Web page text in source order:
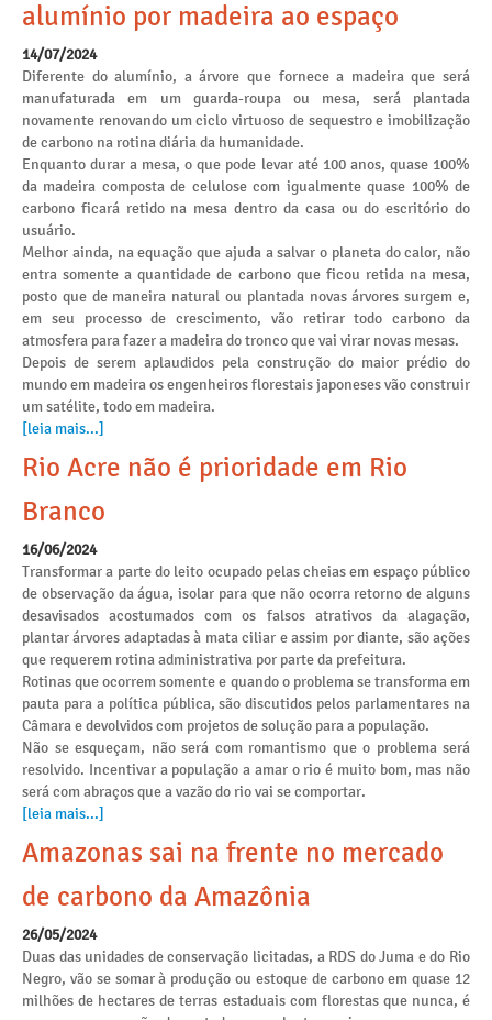
alumínio por madeira ao espaço
14/07/2024
Diferente do alumínio, a árvore que fornece a madeira que será
manufaturada em um guarda-roupa ou mesa, será plantada
novamente renovando um ciclo virtuoso de sequestro e imobilização
de carbono na rotina diária da humanidade.
Enquanto durar a mesa, o que pode levar até 100 anos, quase 100%
da madeira composta de celulose com igualmente quase 100% de
carbono ficará retido na mesa dentro da casa ou do escritório do
usuário.
Melhor ainda, na equação que ajuda a salvar o planeta do calor, não
entra somente a quantidade de carbono que ficou retida na mesa,
posto que de maneira natural ou plantada novas árvores surgem e,
em seu processo de crescimento, vão retirar todo carbono da
atmosfera para fazer a madeira do tronco que vai virar novas mesas.
Depois de serem aplaudidos pela construção do maior prédio do
mundo em madeira os engenheiros florestais japoneses vão construir
um satélite, todo em madeira.
[leia mais...]
Rio Acre não é prioridade em Rio
Branco
16/06/2024
Transformar a parte do leito ocupado pelas cheias em espaço público
de observação da água, isolar para que não ocorra retorno de alguns
desavisados acostumados com os falsos atrativos da alagação,
plantar árvores adaptadas à mata ciliar e assim por diante, são ações
que requerem rotina administrativa por parte da prefeitura.
Rotinas que ocorrem somente e quando o problema se transforma em
pauta para a política pública, são discutidos pelos parlamentares na
Câmara e devolvidos com projetos de solução para a população.
Não se esqueçam, não será com romantismo que o problema será
resolvido. Incentivar a população a amar o rio é muito bom, mas não
será com abraços que a vazão do rio vai se comportar.
[leia mais...]
Amazonas sai na frente no mercado
de carbono da Amazônia
26/05/2024
Duas das unidades de conservação licitadas, a RDS do Juma e do Rio
Negro, vão se somar à produção ou estoque de carbono em quase 12
milhões de hectares de terras estaduais com florestas que nunca, é